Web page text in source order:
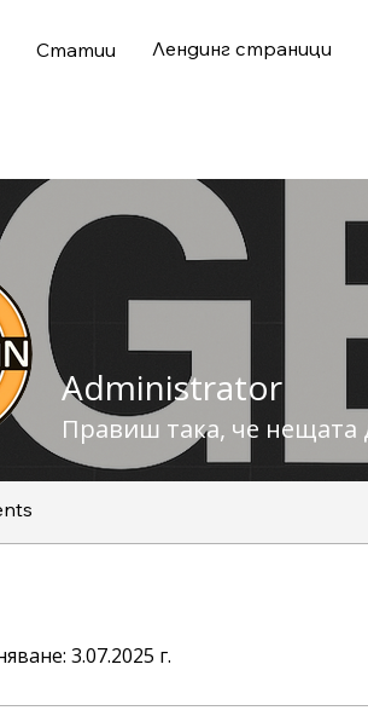
Статии Лендинг страници
Administrator
Правиш така, че нещата
3.07.2025 г.